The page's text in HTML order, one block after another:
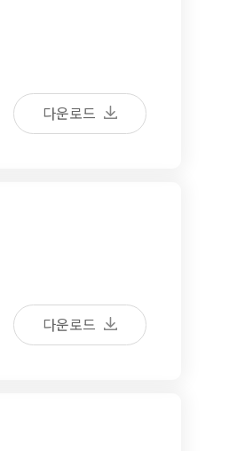
다운로드
다운로드